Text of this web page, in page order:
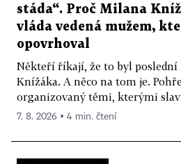
stáda“. Proč Milana
vláda vedená mužem,
opovrhoval
Někteří říkají, že to byl
Knížáka. A něco na tom je.
organizovaný těmi, kterými
7. 8. 2026 ▪ 4 min. čtení